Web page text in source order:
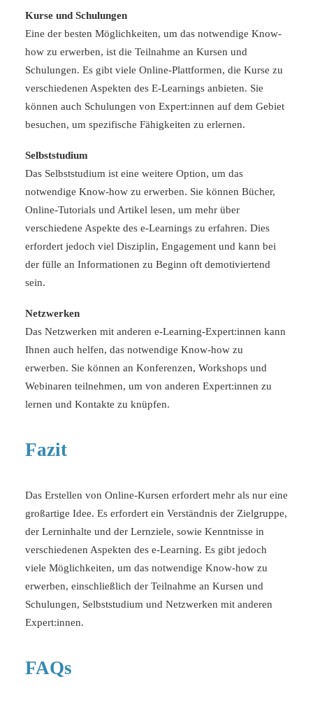
Kurse und Schulungen
Eine der besten Möglichkeiten, um das notwendige Know-
how zu erwerben, ist die Teilnahme an Kursen und
Schulungen. Es gibt viele Online-Plattformen, die Kurse zu
verschiedenen Aspekten des E-Learnings anbieten. Sie
können auch Schulungen von Expert:innen auf dem Gebiet
besuchen, um spezifische Fähigkeiten zu erlernen.
Selbststudium
Das Selbststudium ist eine weitere Option, um das
notwendige Know-how zu erwerben. Sie können Bücher,
Online-Tutorials und Artikel lesen, um mehr über
verschiedene Aspekte des e-Learnings zu erfahren. Dies
erfordert jedoch viel Disziplin, Engagement und kann bei
der fülle an Informationen zu Beginn oft demotiviertend
sein.
Netzwerken
Das Netzwerken mit anderen e-Learning-Expert:innen kann
Ihnen auch helfen, das notwendige Know-how zu
erwerben. Sie können an Konferenzen, Workshops und
Webinaren teilnehmen, um von anderen Expert:innen zu
lernen und Kontakte zu knüpfen.
Fazit
Das Erstellen von Online-Kursen erfordert mehr als nur eine
großartige Idee. Es erfordert ein Verständnis der Zielgruppe,
der Lerninhalte und der Lernziele, sowie Kenntnisse in
verschiedenen Aspekten des e-Learning. Es gibt jedoch
viele Möglichkeiten, um das notwendige Know-how zu
erwerben, einschließlich der Teilnahme an Kursen und
Schulungen, Selbststudium und Netzwerken mit anderen
Expert:innen.
FAQs